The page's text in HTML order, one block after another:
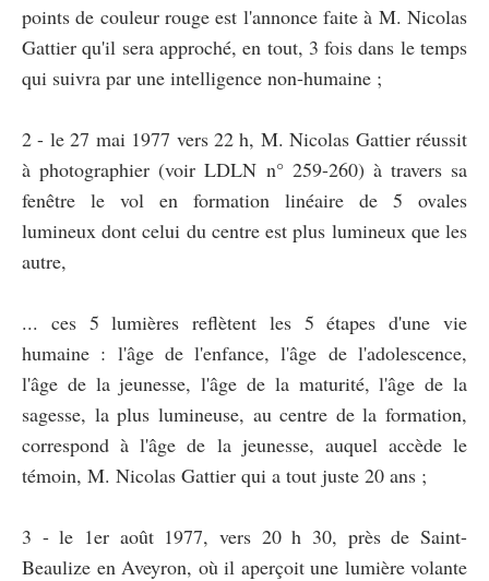
points de couleur rouge est l'annonce faite à M. Nicolas
Gattier qu'il sera approché, en tout, 3 fois dans le temps
qui suivra par une intelligence non-humaine ;
2 - le 27 mai 1977 vers 22 h, M. Nicolas Gattier réussit
à photographier (voir LDLN n° 259-260) à travers sa
fenêtre le vol en formation linéaire de 5 ovales
lumineux dont celui du centre est plus lumineux que les
autre,
... ces 5 lumières reflètent les 5 étapes d'une vie
humaine : l'âge de l'enfance, l'âge de l'adolescence,
l'âge de la jeunesse, l'âge de la maturité, l'âge de la
sagesse, la plus lumineuse, au centre de la formation,
correspond à l'âge de la jeunesse, auquel accède le
témoin, M. Nicolas Gattier qui a tout juste 20 ans ;
3 - le 1er août 1977, vers 20 h 30, près de Saint-
Beaulize en Aveyron, où il aperçoit une lumière volante